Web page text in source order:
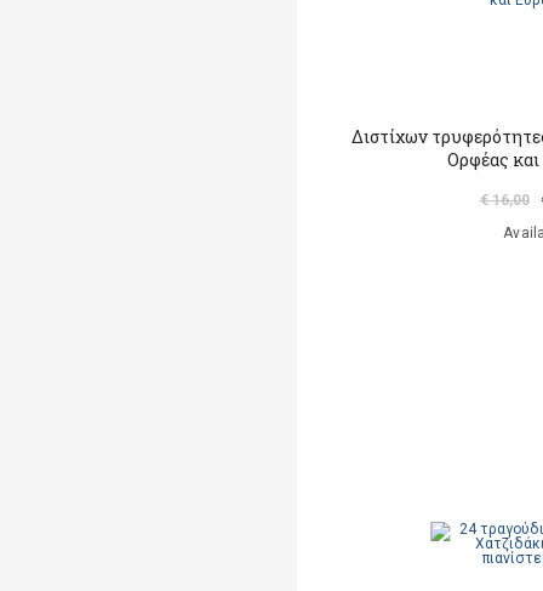
Διστίχων
Ορφέας
€ 16,00